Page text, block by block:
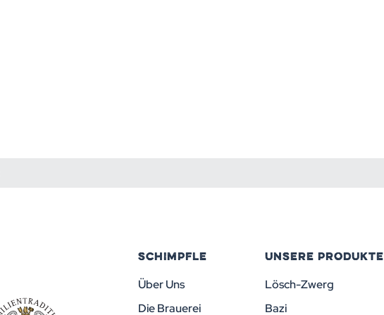
SCHIMPFLE
Über Uns
Die Brauerei
UNSERE PRODUKTE
Lösch-Zwerg
Bazi